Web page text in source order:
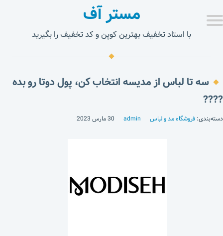
مستر آف
با استاد تخفیف بهترین کوپن و کد تخفیف را بگیرید
سه تا لباس از مدیسه انتخاب کن، پول دوتا رو بده
????
دسته‌بندی: فروشگاه مد و لباس admin 30 مارس 2023